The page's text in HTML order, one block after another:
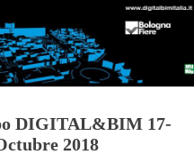
DIGITAL&BIM 17-
2018